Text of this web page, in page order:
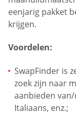
eenjarig pakket
krijgen.
Voordelen:
SwapFinder is
zoek zijn naar
aanbieden
Italiaans, enz.;